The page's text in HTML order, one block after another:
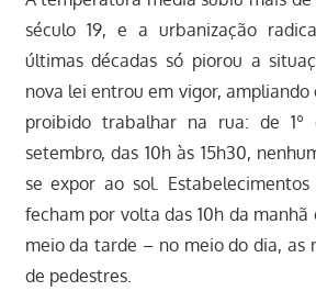
século 19, e a urbanização
últimas décadas só piorou a
nova lei entrou em vigor, ampliando
proibido trabalhar na rua: de
setembro, das 10h às 15h30,
se expor ao sol.
fecham por volta das 10h da
meio da tarde – no meio do dia, as
de pedestres.